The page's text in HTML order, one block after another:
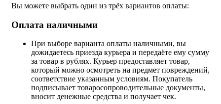
Вы можете выбрать один из трёх вариантов оплаты:
Оплата наличными
При выборе варианта оплаты наличными, вы
дожидаетесь приезда курьера и передаёте ему сумму
за товар в рублях. Курьер предоставляет товар,
который можно осмотреть на предмет повреждений,
соответствие указанным условиям. Покупатель
подписывает товаросопроводительные документы,
вносит денежные средства и получает чек.